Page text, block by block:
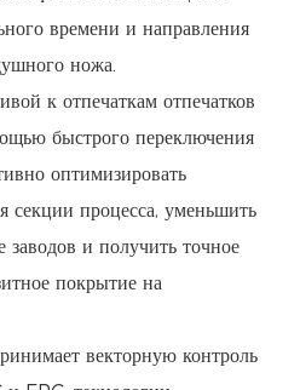
времени и направления
ножа.
к отпечаткам отпечатков
быстрого переключения
оптимизировать
секции процесса, уменьшить
заводов и получить точное
покрытие на
векторную контроль